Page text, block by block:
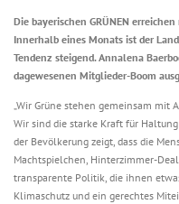
Die bayerischen GRÜNEN
Innerhalb eines Monats ist der
Tendenz steigend. Annalena
dagewesenen Mitglieder-Boom
„Wir Grüne stehen gemeinsam
Wir sind die starke Kraft für
der Bevölkerung zeigt, dass die
Machtspielchen, Hinterzimmer-
transparente Politik, die ihnen
Klimaschutz und ein gerechtes